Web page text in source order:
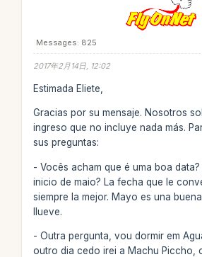
Messages: 825
2017年2月14日, 12:02
Estimada Eliete,
Gracias por su mensaje. Nosotros
ingreso que no incluye nada más.
sus preguntas:
- Vocês acham que é uma boa
inicio de maio? La fecha que le
siempre la mejor. Mayo es una
llueve.
- Outra pergunta, vou dormir em
outro dia cedo irei a Machu Piccho,